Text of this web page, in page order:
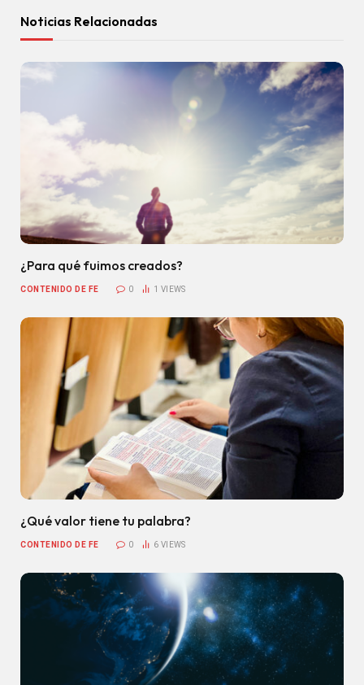
Noticias Relacionadas
¿Para qué fuimos creados?
CONTENIDO DE FE 0 1VIEWS
¿Qué valor tiene tu palabra?
CONTENIDO DE FE 0 6VIEWS